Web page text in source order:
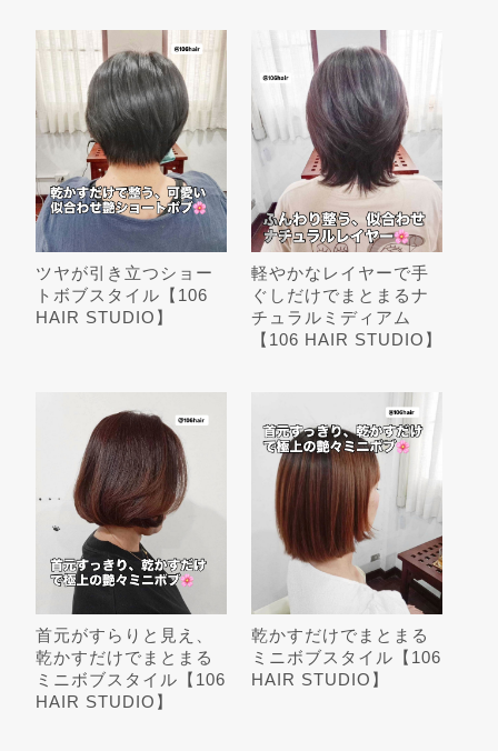
ツヤが引き立つショー
トボブスタイル【106
HAIR STUDIO】
軽やかなレイヤーで手
ぐしだけでまとまるナ
チュラルミディアム
【106 HAIR STUDIO】
首元がすらりと見え、
乾かすだけでまとまる
ミニボブスタイル【106
HAIR STUDIO】
乾かすだけでまとまる
ミニボブスタイル【106
HAIR STUDIO】